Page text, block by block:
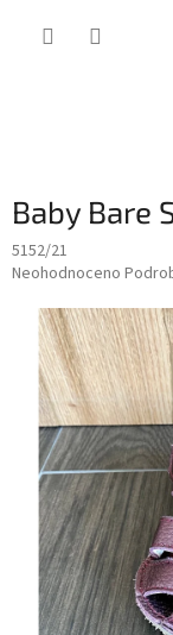
Baby Bare
5152/21
Průměrné
produktu
hvězdiček.
Neohodnoceno